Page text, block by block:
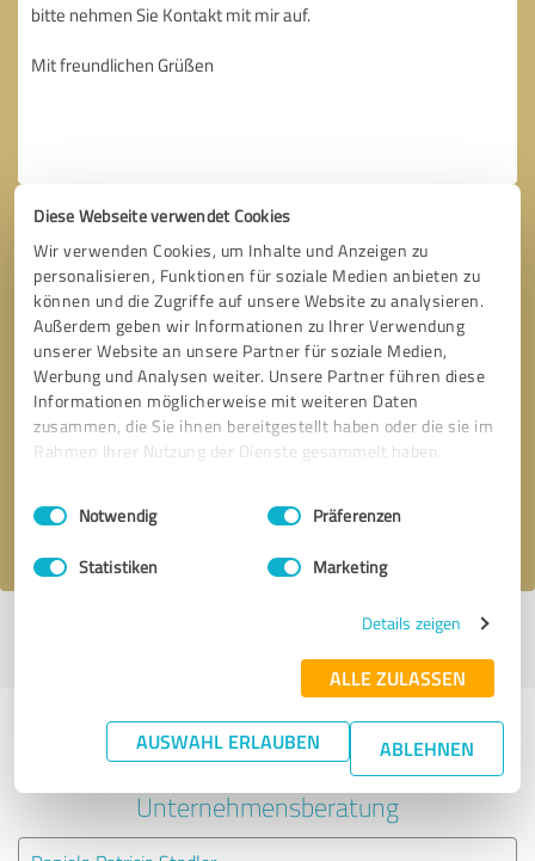
Diese Webseite verwendet Cookies
Wir verwenden Cookies, um Inhalte und Anzeigen zu
personalisieren, Funktionen für soziale Medien anbieten zu
können und die Zugriffe auf unsere Website zu analysieren.
Außerdem geben wir Informationen zu Ihrer Verwendung
unserer Website an unsere Partner für soziale Medien,
Werbung und Analysen weiter. Unsere Partner führen diese
Informationen möglicherweise mit weiteren Daten
zusammen, die Sie ihnen bereitgestellt haben oder die sie im
Rahmen Ihrer Nutzung der Dienste gesammelt haben.
Impressum Datenschutzbestimmungen
Einwilligungsauswahl
Notwendig Präferenzen
Statistiken Marketing
Details zeigen
ALLE ZULASSEN
AUSWAHL ERLAUBEN ABLEHNEN
Bitte um Rückruf * Erforderliche Angaben
Ich stimme denDatenschutzbestimmungen zu.
Letzte Aktualisierung: 06.08.2026|
Profil
Erfahrungen zu weiteren
Anbietern aus dem Bereich
Unternehmensberatung